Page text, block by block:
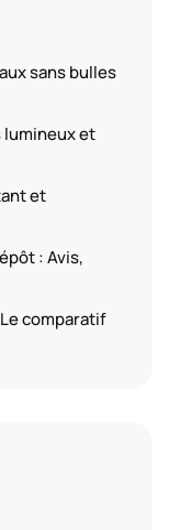
sans bulles
lumineux et
et
: Avis,
comparatif